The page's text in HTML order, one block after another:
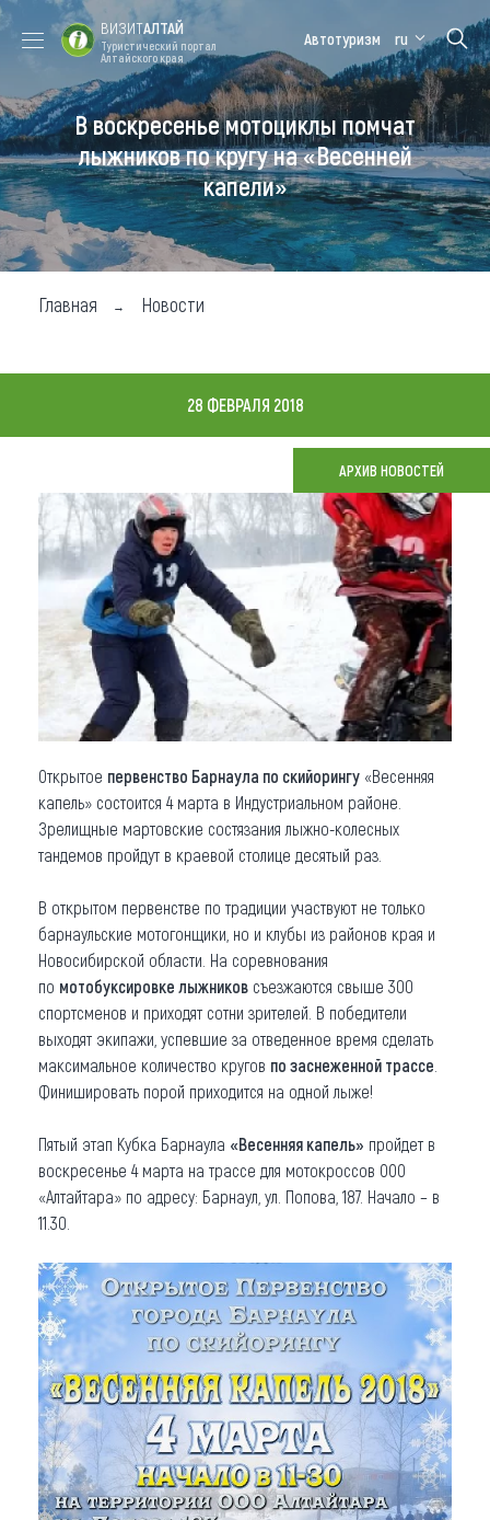
Форум VISIT
ALTAI
Цветение
маральника
Медицинский
форум
Алтайская
зимовка
Туры
Где побывать
Чем заняться
Карта
Что привезти (сувениры)
О регионе
Коллекция впечатлений
Другие рубрики
ВИЗИТАЛТАЙ
Туристический портал
Алтайского края
Автотуризм ru
В воскресенье мотоциклы помчат
лыжников по кругу на «Весенней
капели»
Главная Новости
28 ФЕВРАЛЯ 2018
АРХИВ НОВОСТЕЙ
Открытое первенство Барнаула по скийорингу «Весенняя
капель» состоится 4 марта в Индустриальном районе.
Зрелищные мартовские состязания лыжно-колесных
тандемов пройдут в краевой столице десятый раз.
В открытом первенстве по традиции участвуют не только
барнаульские мотогонщики, но и клубы из районов края и
Новосибирской области. На соревнования
по мотобуксировке лыжников съезжаются свыше 300
спортсменов и приходят сотни зрителей. В победители
выходят экипажи, успевшие за отведенное время сделать
максимальное количество кругов по заснеженной трассе
Финишировать порой приходится на одной лыже!
Пятый этап Кубка Барнаула «Весенняя капель» пройдет в
воскресенье 4 марта на трассе для мотокроссов ООО
«Алтайтара» по адресу: Барнаул, ул. Попова, 187. Начало – в
11.30.